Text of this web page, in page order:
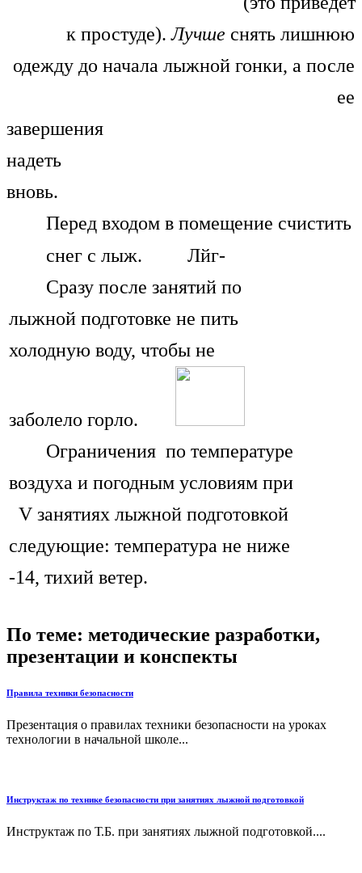
к простуде).Лучше снять лишнюю
одежду до начала лыжной гонки, а после
ее
завершения
надеть
вновь.
Перед входом в помещение счистить
снег с лыж.
Лйг-
Сразу после занятий по
лыжной подготовке не пить
холодную воду, чтобы не
заболело горло.
Ограничения по температуре
воздуха и погодным условиям при
V занятиях лыжной подготовкой
следующие: температура не ниже
-14, тихий ветер.
По теме: методические разработки,
презентации и конспекты
Правила техники безопасности
Презентация о правилах техники безопасности на уроках
технологии в начальной школе...
Инструктаж по технике безопасности при занятиях лыжной подготовкой
Инструктаж по Т.Б. при занятиях лыжной подготовкой....